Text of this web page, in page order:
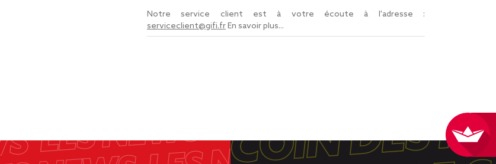
Notre service client est à votre écoute à l'adresse :
serviceclient@gifi.frEn savoir plus...